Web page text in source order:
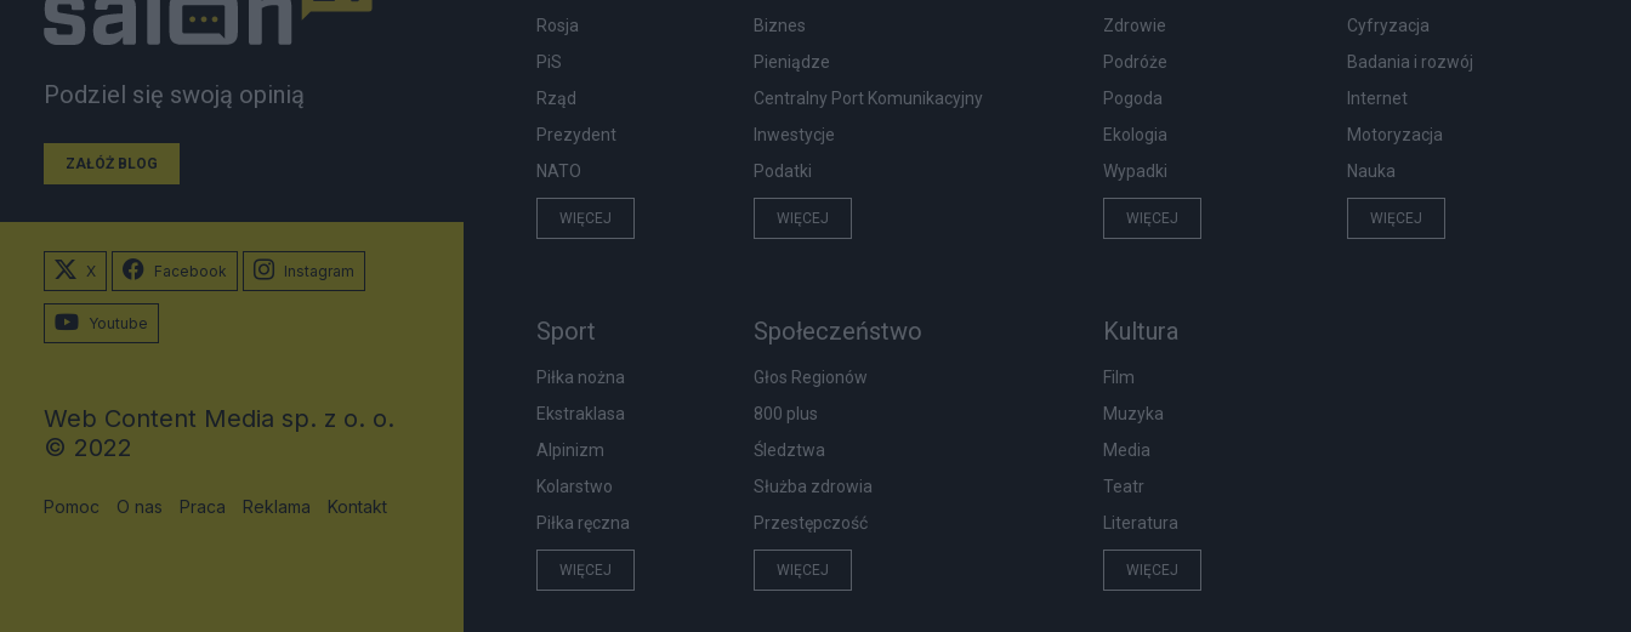
Podziel się swoją opinią
ZAŁÓŻ BLOG
Rosja
PiS
Rząd
Prezydent
NATO
WIĘCEJ
Biznes
Pieniądze
Centralny Port Komunikacyjny
Inwestycje
Podatki
WIĘCEJ
Zdrowie
Podróże
Pogoda
Ekologia
Wypadki
WIĘCEJ
Cyfryzacja
Badania i rozwój
Internet
Motoryzacja
Nauka
WIĘCEJ
Sport
Piłka nożna
Ekstraklasa
Alpinizm
Kolarstwo
Piłka ręczna
WIĘCEJ
Społeczeństwo
Głos Regionów
800 plus
Śledztwa
Służba zdrowia
Przestępczość
WIĘCEJ
Kultura
Film
Muzyka
Media
Teatr
Literatura
WIĘCEJ
X Facebook Instagram
Youtube
Web Content Media sp. z o. o.
© 2022
Pomoc O nas Praca Reklama Kontakt